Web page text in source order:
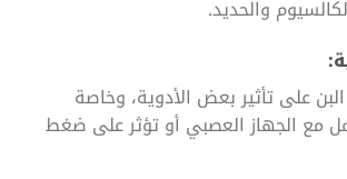
والحديد.
على تأثير بعض الأدوية، وخاصة
مع الجهاز العصبي أو تؤثر على ضغط